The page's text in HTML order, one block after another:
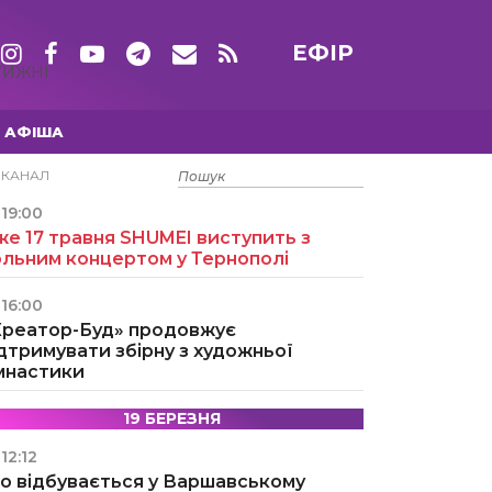
ЕФІР
АФІША
15 ТРАВНЯ
19:00
17 травня SHUMEI виступить з
концертом у Тернополі
16:00
Буд» продовжує
збірну з художньої
19 БЕРЕЗНЯ
12:12
відбувається у Варшавському